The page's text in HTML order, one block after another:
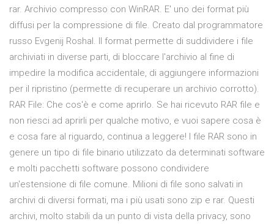
rar. Archivio compresso con WinRAR. E' uno dei format più
diffusi per la compressione di file. Creato dal programmatore
russo Evgenij Roshal. Il format permette di suddividere i file
archiviati in diverse parti, di bloccare l'archivio al fine di
impedire la modifica accidentale, di aggiungere informazioni
per il ripristino (permette di recuperare un archivio corrotto).
RAR File: Che cos'è e come aprirlo. Se hai ricevuto RAR file e
non riesci ad aprirli per qualche motivo, e vuoi sapere cosa è
e cosa fare al riguardo, continua a leggere! I file RAR sono in
genere un tipo di file binario utilizzato da determinati software
e molti pacchetti software possono condividere
un'estensione di file comune. Milioni di file sono salvati in
archivi di diversi formati, ma i più usati sono zip e rar. Questi
archivi, molto stabili da un punto di vista della privacy, sono